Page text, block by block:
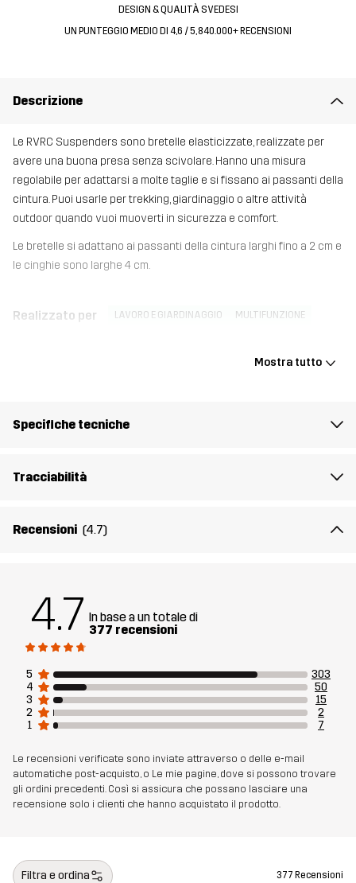
DESIGN & QUALITÀ SVEDESI
UN PUNTEGGIO MEDIO DI 4,6 / 5, 840.000+ RECENSIONI
Descrizione
Le RVRC Suspenders sono bretelle elasticizzate, realizzate per
avere una buona presa senza scivolare. Hanno una misura
regolabile per adattarsi a molte taglie e si fissano ai passanti della
cintura. Puoi usarle per trekking, giardinaggio o altre attività
outdoor quando vuoi muoverti in sicurezza e comfort.
Le bretelle si adattano ai passanti della cintura larghi fino a 2 cm e
le cinghie sono larghe 4 cm.
Realizzato per LAVORO E GIARDINAGGIO MULTIFUNZIONE
Mostra tutto
Specifiche tecniche
Tracciabilità
Recensioni (4.7)
4.7 In base a un totale di
377 recensioni
5
303
4
50
3
15
2
2
1
7
Le recensioni verificate sono inviate attraverso o delle e-mail
automatiche post-acquisto, o Le mie pagine, dove si possono trovare
gli ordini precedenti. Così si assicura che possano lasciare una
recensione solo i clienti che hanno acquistato il prodotto.
Filtra e ordina 377 Recensioni